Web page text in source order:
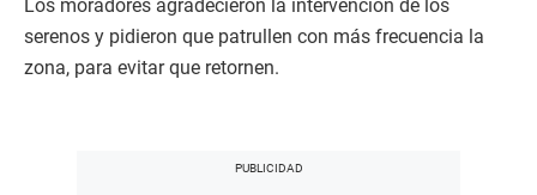
Los moradores agradecieron la intervención de los
serenos y pidieron que patrullen con más frecuencia la
zona, para evitar que retornen.